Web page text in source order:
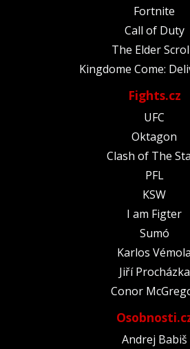
Fortnite
Call of Duty
The Elder
Kingdome Come:
Fights.cz
UFC
Oktagon
Clash of The
PFL
KSW
I am Figter
Sumó
Karlos Vémola
Jiří Procházka
Conor
Andrej Babiš